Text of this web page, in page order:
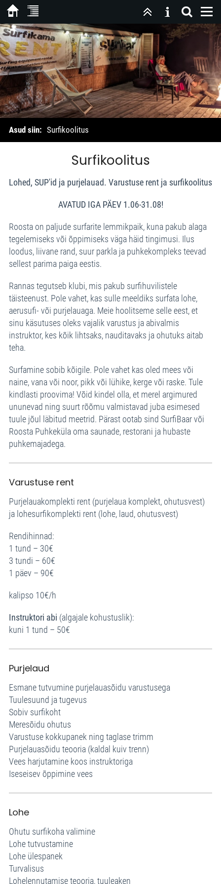
Asud siin: Surfikoolitus
Surfikoolitus
Lohed, SUP'id ja purjelauad. Varustuse rent ja surfikoolitus
AVATUD IGA PÄEV 1.06-31.08!
Roosta on paljude surfarite lemmikpaik, kuna pakub alaga
tegelemiseks või õppimiseks väga häid tingimusi. Ilus
loodus, liivane rand, suur parkla ja puhkekompleks teevad
sellest parima paiga eestis.
Rannas tegutseb klubi, mis pakub surfihuvilistele
täisteenust. Pole vahet, kas sulle meeldiks surfata lohe,
aerusufi- või purjelauaga. Meie hoolitseme selle eest, et
sinu käsutuses oleks vajalik varustus ja abivalmis
instruktor, kes kõik lihtsaks, nauditavaks ja ohutuks aitab
teha.
Surfamine sobib kõigile. Pole vahet kas oled mees või
naine, vana või noor, pikk või lühike, kerge või raske. Tule
kindlasti proovima! Võid kindel olla, et merel argimured
ununevad ning suurt rõõmu valmistavad juba esimesed
tuule jõul läbitud meetrid. Pärast ootab sind SurfiBaar või
Roosta Puhkeküla oma saunade, restorani ja hubaste
puhkemajadega.
Varustuse rent
Purjelauakomplekti rent (purjelaua komplekt, ohutusvest)
ja lohesurfikomplekti rent (lohe, laud, ohutusvest)
Rendihinnad:
1 tund – 30€
3 tundi – 60€
1 päev – 90€
kalipso 10€/h
Instruktori abi (algajale kohustuslik):
kuni 1 tund – 50€
Purjelaud
Esmane tutvumine purjelauasõidu varustusega
Tuulesuund ja tugevus
Sobiv surfikoht
Meresõidu ohutus
Varustuse kokkupanek ning taglase trimm
Purjelauasõidu teooria (kaldal kuiv trenn)
Vees harjutamine koos instruktoriga
Iseseisev õppimine vees
Lohe
Ohutu surfikoha valimine
Lohe tutvustamine
Lohe ülespanek
Turvalisus
Lohelennutamise teooria, tuuleaken